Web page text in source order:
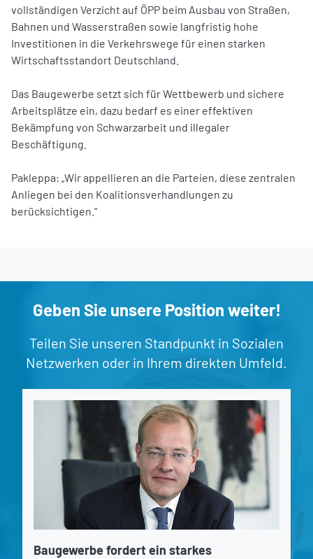
vollständigen Verzicht auf ÖPP beim Ausbau von Straßen,
Bahnen und Wasserstraßen sowie langfristig hohe
Investitionen in die Verkehrswege für einen starken
Wirtschaftsstandort Deutschland.
Das Baugewerbe setzt sich für Wettbewerb und sichere
Arbeitsplätze ein, dazu bedarf es einer effektiven
Bekämpfung von Schwarzarbeit und illegaler
Beschäftigung.
Pakleppa: „Wir appellieren an die Parteien, diese zentralen
Anliegen bei den Koalitionsverhandlungen zu
berücksichtigen.“
Geben Sie unsere Position weiter!
Teilen Sie unseren Standpunkt in Sozialen
Netzwerken oder in Ihrem direkten Umfeld.
Baugewerbe fordert ein starkes